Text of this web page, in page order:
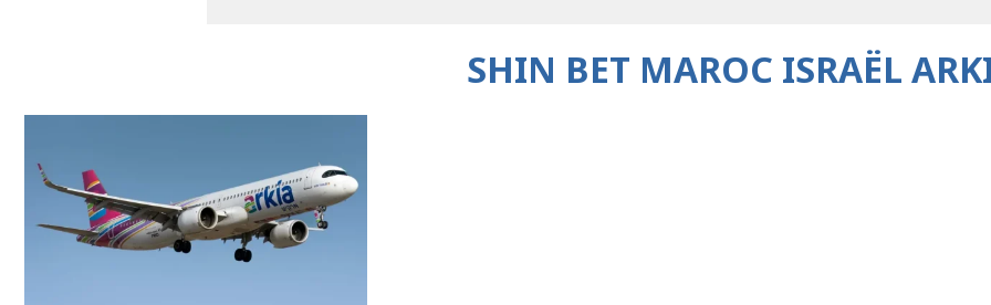
SHIN BET MAROC ISRAËL